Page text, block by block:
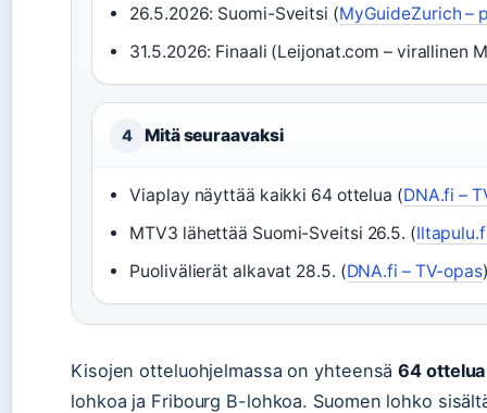
26.5.2026: Suomi-Sveitsi (MyGuideZurich –
31.5.2026: Finaali (Leijonat.com – virallinen
4 Mitä seuraavaksi
Viaplay näyttää kaikki 64 ottelua (DNA.fi –
MTV3 lähettää Suomi-Sveitsi 26.5. (
Puolivälierät alkavat 28.5. (DNA.fi – TV-opas
Kisojen otteluohjelmassa on yhteensä64 ottelua
lohkoa ja Fribourg B-lohkoa. Suomen lohko